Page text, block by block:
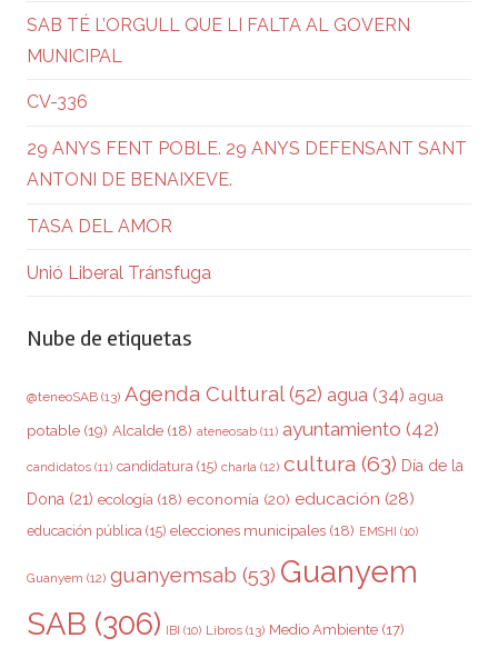
SAB TÉ L’ORGULL QUE LI FALTA AL GOVERN
MUNICIPAL
CV-336
29 ANYS FENT POBLE. 29 ANYS DEFENSANT SANT
ANTONI DE BENAIXEVE.
TASA DEL AMOR
Unió Liberal Tránsfuga
Nube de etiquetas
@teneoSAB (13) Agenda Cultural(52) agua (34) agua
potable (19) Alcalde (18) ateneosab (11) ayuntamiento (42)
candidatos (11) candidatura (15) charla (12) cultura (63) Día de la
Dona (21) ecología (18) economía (20) educación (28)
educación pública (15) elecciones municipales (18) EMSHI (10)
Guanyem (12) guanyemsab (53) Guanyem
SAB (306) IBI (10) Libros (13) Medio Ambiente (17)